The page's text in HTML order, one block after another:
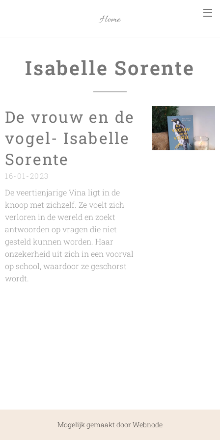
Home
Isabelle Sorente
De vrouw en de
vogel- Isabelle
Sorente
16-01-2023
De veertienjarige Vina ligt in de
knoop met zichzelf. Ze voelt zich
verloren in de wereld en zoekt
antwoorden op vragen die niet
gesteld kunnen worden. Haar
onzekerheid uit zich in een voorval
op school, waardoor ze geschorst
wordt.
Mogelijk gemaakt doorWebnode